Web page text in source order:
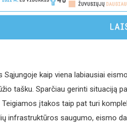
kaip viena labiausiai
tašku. Sparčiau gerinti situaciją
įtakos taip pat turi
infrastruktūros saugumo, eismo